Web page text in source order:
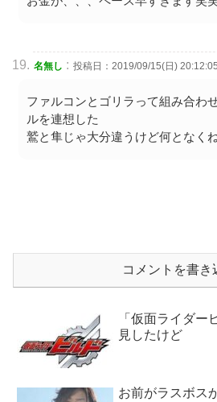
名無し : 投稿日：2019/09/15(日) 20:12:05
ファルコンとゴリラって組み合わ
ルを連想した
鷲と隼じゃ大分違うけど何となく
コメントを書き
「仮面ライダー
見したけど
お前がラスボス